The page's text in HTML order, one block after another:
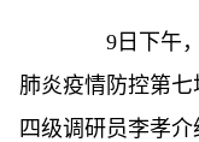
9日下午，
肺炎疫情防控第
四级调研员李孝